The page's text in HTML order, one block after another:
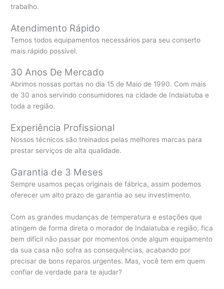
trabalho.
Atendimento Rápido
Temos todos equipamentos necessários para seu conserto
mais rápido possível.
30 Anos De Mercado
Abrimos nossas portas no dia 15 de Maio de 1990. Com mais
de 30 anos servindo consumidores na cidade de Indaiatuba e
toda a região.
Experiência Profissional
Nossos técnicos são treinados pelas melhores marcas para
prestar serviços de alta qualidade.
Garantia de 3 Meses
Sempre usamos peças originais de fábrica, assim podemos
oferecer um alto prazo de garantia ao seu investimento.
Com as grandes mudanças de temperatura e estações que
atingem de forma direta o morador de Indaiatuba e região, fica
bem difícil não passar por momentos onde algum equipamento
da sua casa não sofra as consequências, acabando por
precisar de bons reparos urgentes. Mas, você tem em quem
confiar de verdade para te ajudar?